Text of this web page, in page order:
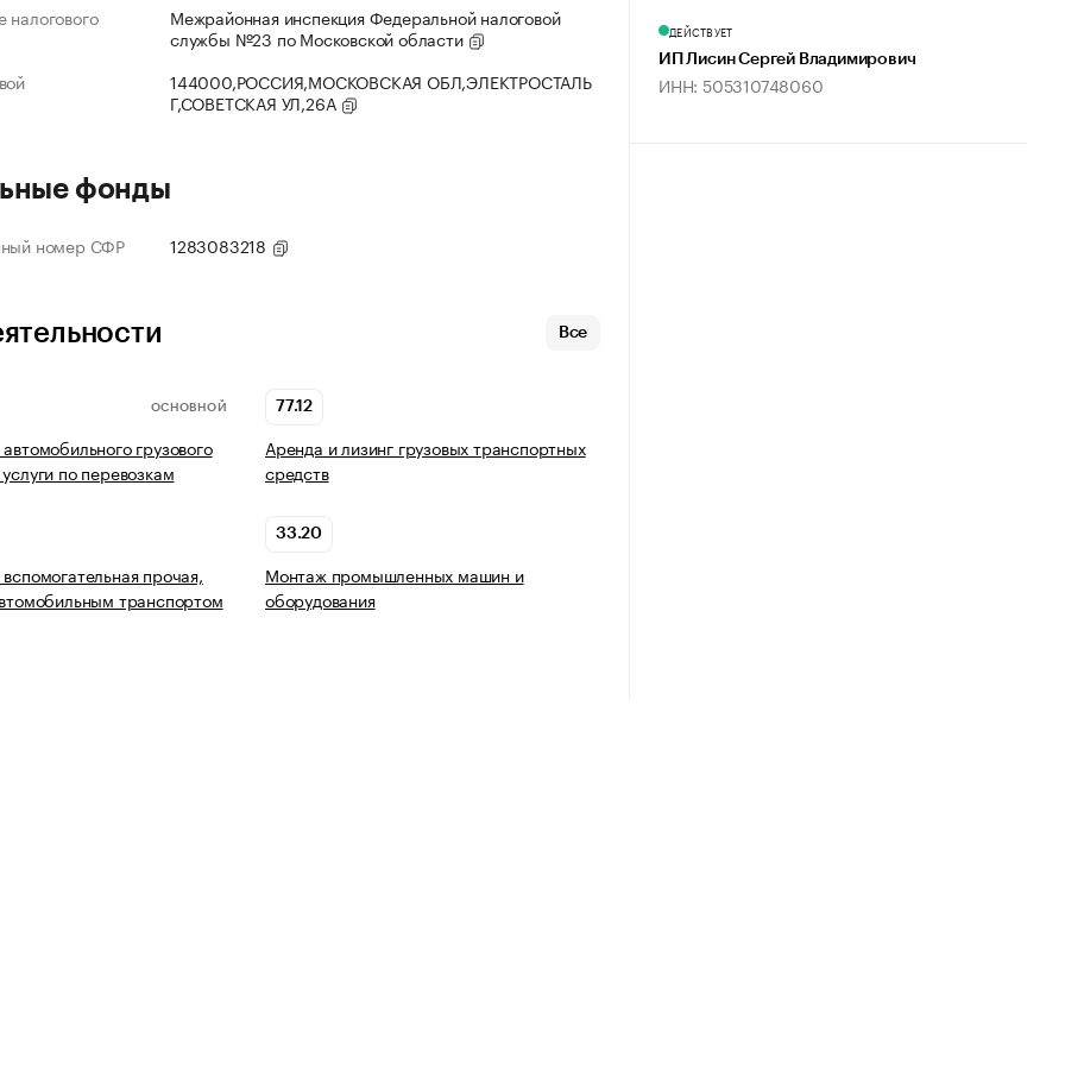
налогового
Межрайонная инспекция Федеральной налоговой
службы №23 по Московской области
144000,РОССИЯ,МОСКОВСКАЯ ОБЛ,ЭЛЕКТРОСТАЛЬ
Г,СОВЕТСКАЯ УЛ,26А
фонды
номер СФР 1283083218
Все
ОСНОВНОЙ
грузового
по перевозкам
77.12
Аренда и лизинг грузовых транспортных
средств
прочая,
транспортом
33.20
Монтаж промышленных машин и
оборудования
ДЕЙСТВУЕТ
ИП Лисин Сергей Владимирович
ИНН: 505310748060